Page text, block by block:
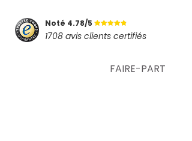
Noté 4.78/5
1708 avis clients certifiés
FAIRE-PART